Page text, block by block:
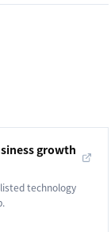
growth
technology